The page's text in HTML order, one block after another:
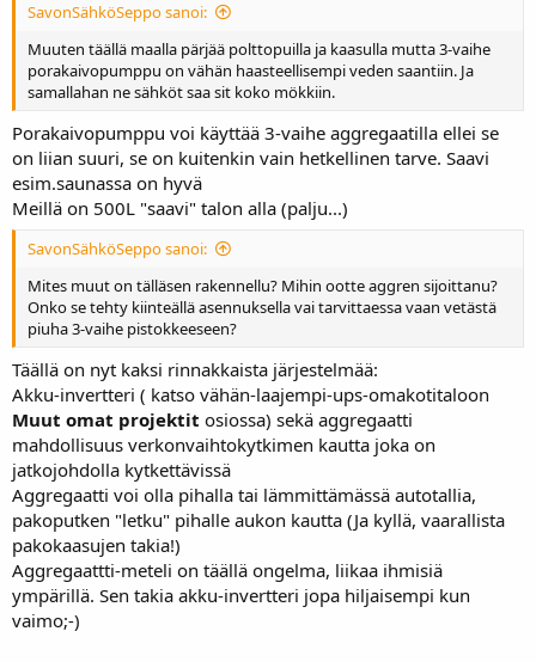
SavonSähköSeppo sanoi:
Muuten täällä maalla pärjää polttopuilla ja kaasulla mutta 3-vaihe
porakaivopumppu on vähän haasteellisempi veden saantiin. Ja
samallahan ne sähköt saa sit koko mökkiin.
Porakaivopumppu voi käyttää 3-vaihe aggregaatilla ellei se
on liian suuri, se on kuitenkin vain hetkellinen tarve. Saavi
esim.saunassa on hyvä
Meillä on 500L "saavi" talon alla (palju...)
SavonSähköSeppo sanoi:
Mites muut on tälläsen rakennellu? Mihin ootte aggren sijoittanu?
Onko se tehty kiinteällä asennuksella vai tarvittaessa vaan vetästä
piuha 3-vaihe pistokkeeseen?
Täällä on nyt kaksi rinnakkaista järjestelmää:
Akku-invertteri ( katso vähän-laajempi-ups-omakotitaloon
Muut omat projektit osiossa) sekä aggregaatti
mahdollisuus verkonvaihtokytkimen kautta joka on
jatkojohdolla kytkettävissä
Aggregaatti voi olla pihalla tai lämmittämässä autotallia,
pakoputken "letku" pihalle aukon kautta (Ja kyllä, vaarallista
pakokaasujen takia!)
Aggregaattti-meteli on täällä ongelma, liikaa ihmisiä
ympärillä. Sen takia akku-invertteri jopa hiljaisempi kun
vaimo;-)